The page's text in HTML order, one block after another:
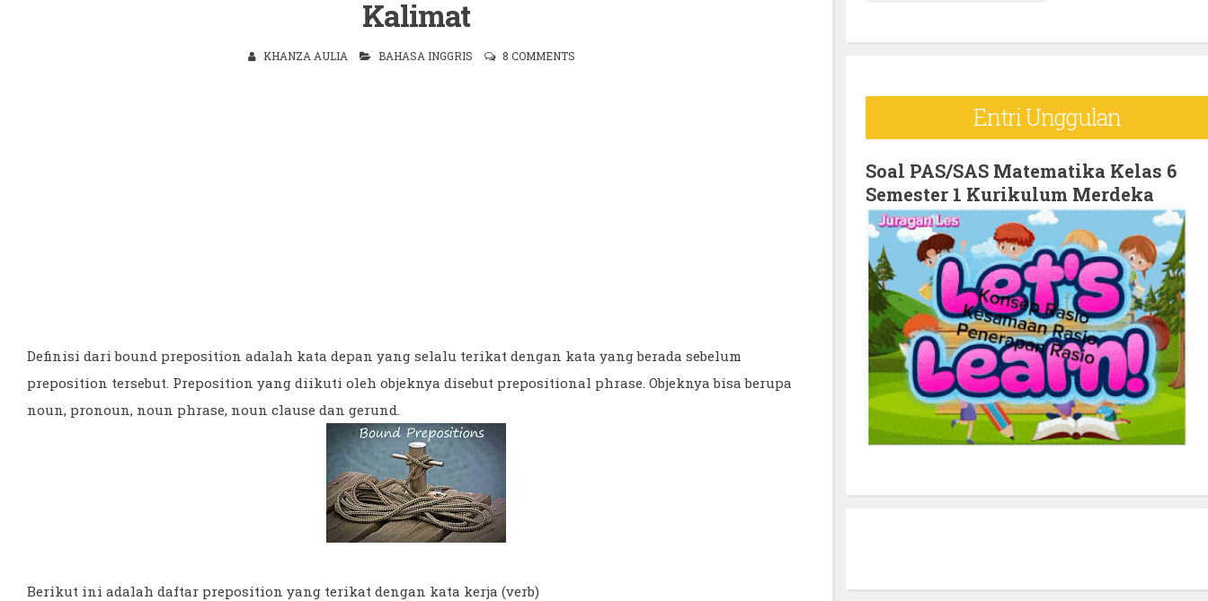
Kalimat
KHANZA AULIA BAHASA INGGRIS 8 COMMENTS
Definisi dari bound preposition adalah kata depan yang selalu terikat dengan kata yang berada sebelum
preposition tersebut. Preposition yang diikuti oleh objeknya disebut prepositional phrase. Objeknya bisa berupa
noun, pronoun, noun phrase, noun clause dan gerund.
Berikut ini adalah daftar preposition yang terikat dengan kata kerja (verb)
e
f
o
r
:
Entri Unggulan
Soal PAS/SAS Matematika Kelas 6
Semester 1 Kurikulum Merdeka